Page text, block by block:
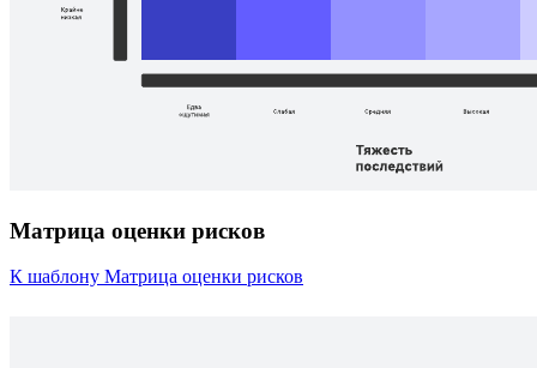
Матрица оценки рисков
К шаблону Матрица оценки рисков